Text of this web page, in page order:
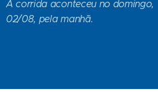
A corrida aconteceu no domingo,
02/08, pela manhã.